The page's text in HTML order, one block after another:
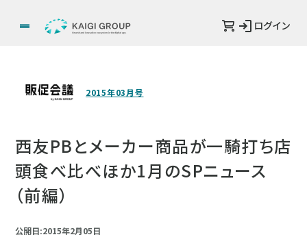
ログイン
2015年03月号
西友PBとメーカー商品が一騎打ち店
頭食べ比べほか1月のSPニュース
（前編）
公開日:2015年2月05日